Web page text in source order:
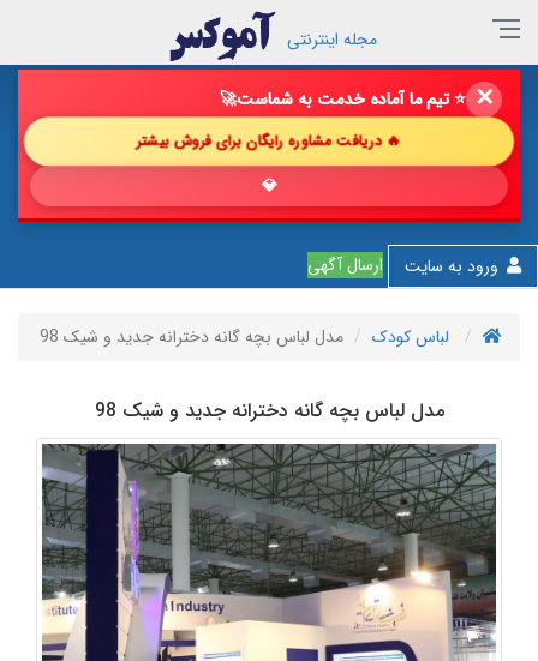
✕ 🔥 فروش خود را با ما چند برابر کن!🚀
🔥 دریافت مشاوره رایگان برای فروش بیشتر
💎 پیشنهاد ش
ورود به سایت ارسال آگهی
مجله اینترنتی
لباس کودک مدل لباس بچه گانه دخترانه جدید و شیک 98
مدل لباس بچه گانه دخترانه جدید و شیک 98